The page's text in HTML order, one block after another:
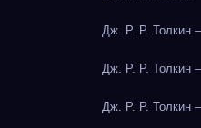
Дж. Р. Р. Толкин
Дж. Р. Р. Толкин
Дж. Р. Р. Толкин